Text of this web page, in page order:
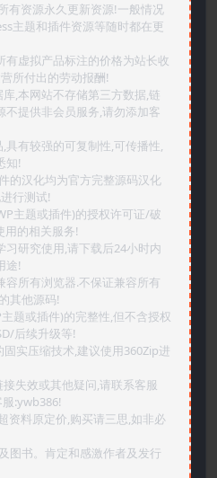
有资源永久更新资源!一般情况
主题和插件资源等随时都在更
有虚拟产品标注的价格为站长收
所付出的劳动报酬!
,本网站不存储第三方数据,链
不提供非会员服务,请勿添加客
具有较强的可复制性,可传播性,
知!
的汉化均为官方完整源码汉化
行测试!
主题或插件)的授权许可证/破
的相关服务!
习研究使用,请下载后24小时内
途!
容所有浏览器.不保证兼容所有
其他源码!
题或插件)的完整性,但不含授权
后续升级等!
实压缩技术,建议使用360Zip进
失效或其他疑问,请联系客服
:ywb386!
资料原定价,购买请三思,如非必
图书。肯定和感激作者及发行